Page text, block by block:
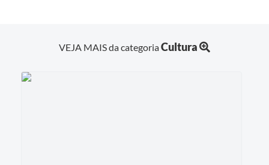
VEJA MAIS da categoriaCultura